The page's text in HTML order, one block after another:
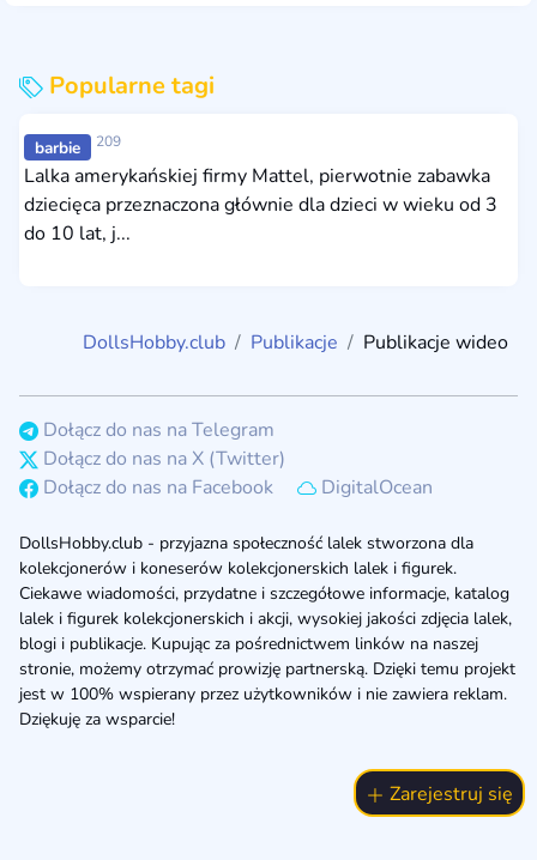
Popularne tagi
barbie 209
Lalka amerykańskiej firmy Mattel, pierwotnie zabawka
dziecięca przeznaczona głównie dla dzieci w wieku od 3
do 10 lat, j...
DollsHobby.club Publikacje Publikacje wideo
Dołącz do nas na Telegram
Dołącz do nas na X (Twitter)
Dołącz do nas na Facebook
DigitalOcean
DollsHobby.club - przyjazna społeczność lalek stworzona dla
kolekcjonerów i koneserów kolekcjonerskich lalek i figurek.
Ciekawe wiadomości, przydatne i szczegółowe informacje, katalog
lalek i figurek kolekcjonerskich i akcji, wysokiej jakości zdjęcia lalek,
blogi i publikacje. Kupując za pośrednictwem linków na naszej
stronie, możemy otrzymać prowizję partnerską. Dzięki temu projekt
jest w 100% wspierany przez użytkowników i nie zawiera reklam.
Dziękuję za wsparcie!
Zarejestruj się